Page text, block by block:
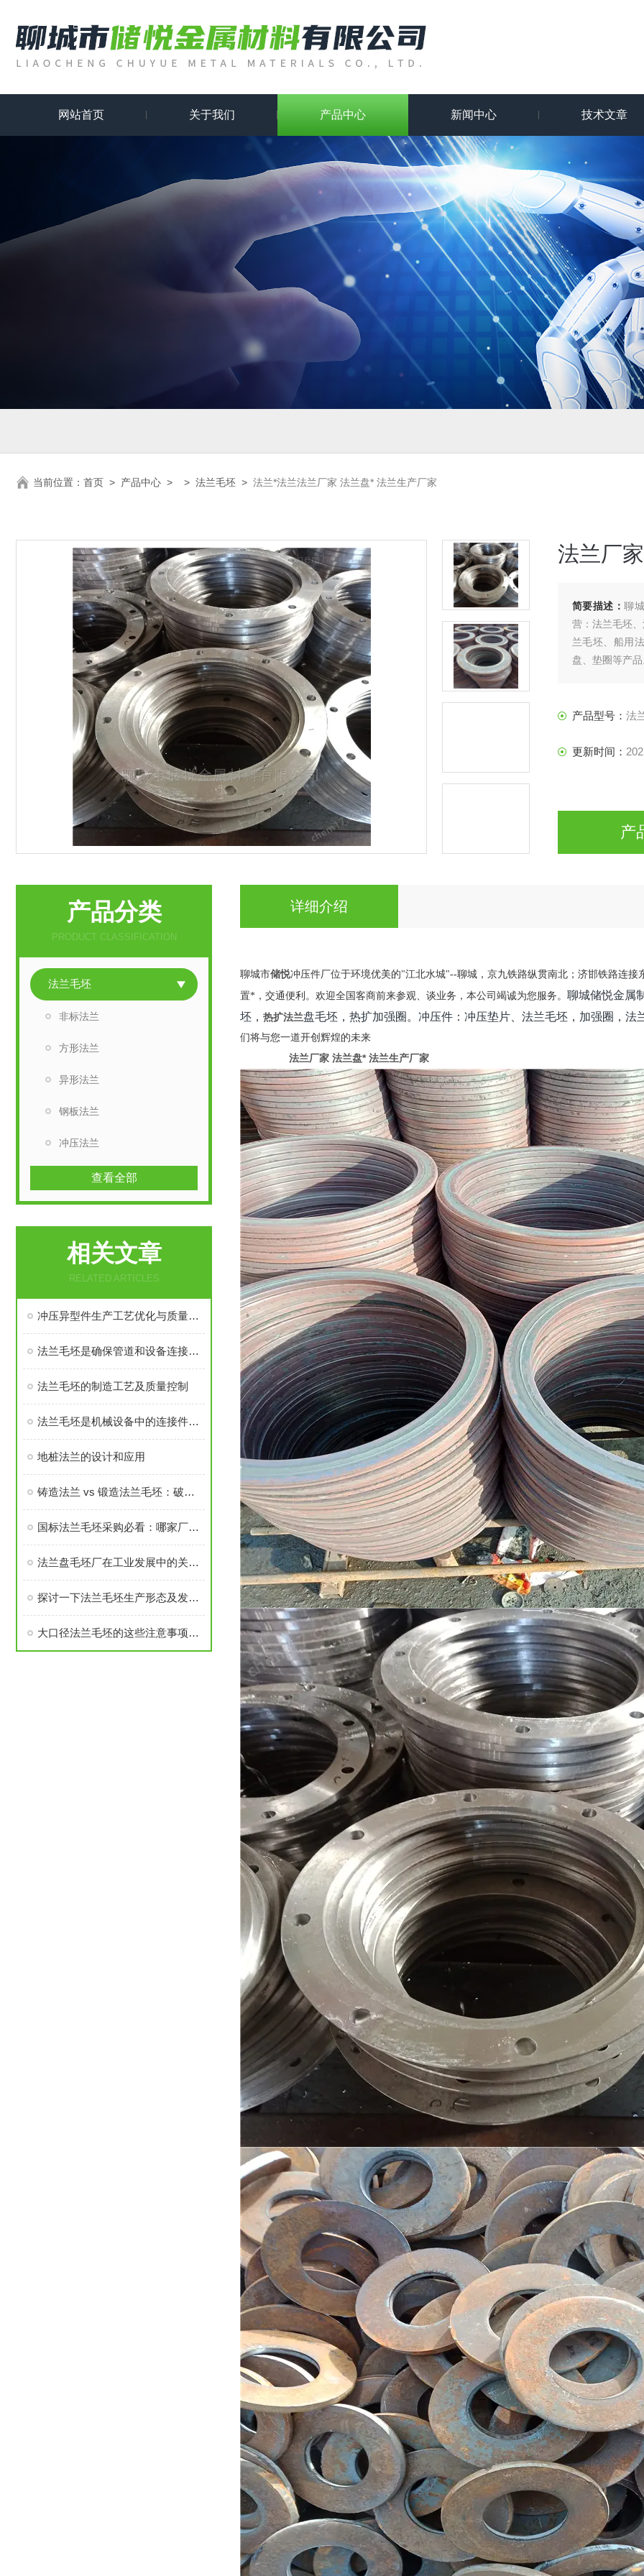
网站首页 关于我们 产品中心 新闻中心 技术文章
当前位置： 首页 > 产品中心 > > 法兰毛坯 > 法兰*法兰法兰厂家 法兰盘* 法兰生产厂家
法兰厂
简要描述：聊
营：法兰毛坯
兰毛坯、船用
盘、垫圈等产
产品型号： 法
更新时间：
产
详细介绍
聊城市储悦冲压件厂位于环境优美的"江北水城"--聊城，京九铁路纵贯南北；济邯铁路连
置*，交通便利。欢迎全国客商前来参观、谈业务，本公司竭诚为您服务。 聊城储悦金属
坯， 热扩法兰盘毛坯，热扩加强圈。冲压件：冲压垫片、法兰毛坯，加强圈，
们将与您一道开创辉煌的未来
法兰厂家 法兰盘* 法兰生产厂家
产品分类
PRODUCT CLASSIFICATION
法兰毛坯
非标法兰
方形法兰
异形法兰
钢板法兰
冲压法兰
查看全部
相关文章
RELATED ARTICLES
冲压异型件生产工艺优化与质量控制
法兰毛坯是确保管道和设备连接密封性、承载力的基础
法兰毛坯的制造工艺及质量控制
法兰毛坯是机械设备中的连接件之一
地桩法兰的设计和应用
铸造法兰 vs 锻造法兰毛坯：破坏性测试告诉你谁更耐用
国标法兰毛坯采购必看：哪家厂家的售后与口碑经得起考验？
法兰盘毛坯厂在工业发展中的关键角色
探讨一下法兰毛坯生产形态及发展前景
大口径法兰毛坯的这些注意事项要了解